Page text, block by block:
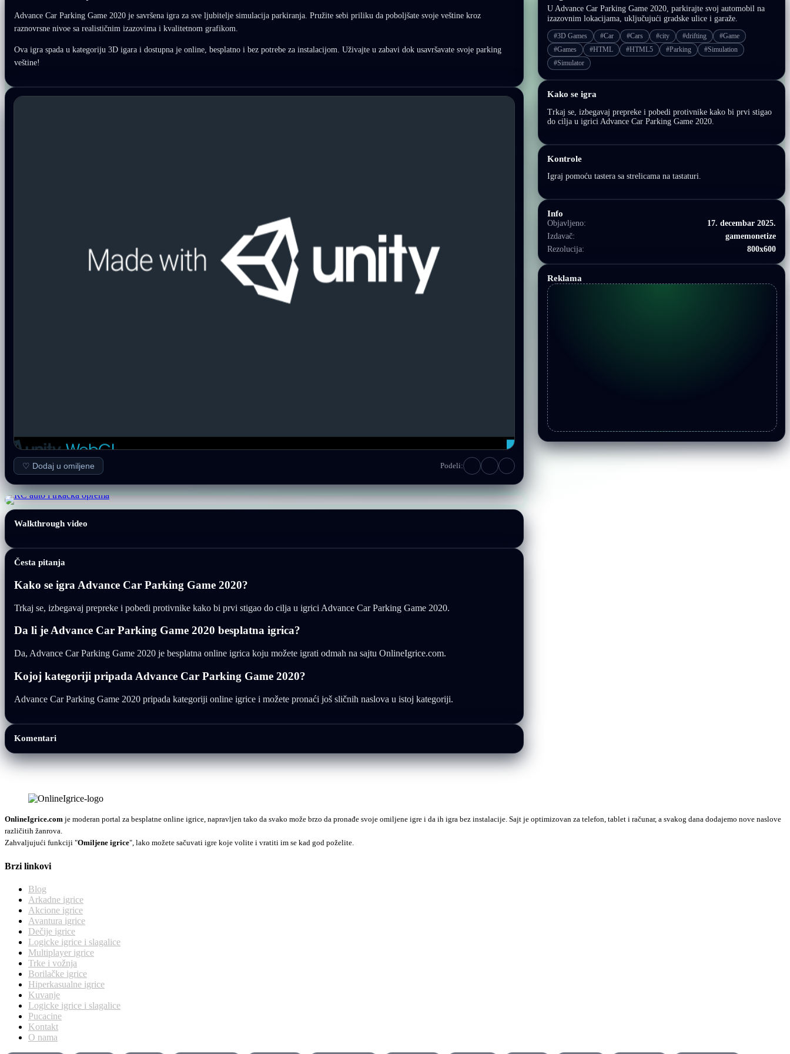
Advance Car Parking Game 2020 je savršena igra za sve ljubitelje simulacija parkiranja. Pružite sebi priliku da poboljšate svoje veštine kroz
raznovrsne nivoe sa realističnim izazovima i kvalitetnom grafikom.
Ova igra spada u kategoriju 3D igara i dostupna je online, besplatno i bez potrebe za instalacijom. Uživajte u zabavi dok usavršavate svoje parking
veštine!
♡ Dodaj u omiljene Podeli:
Walkthrough video
Česta pitanja
Kako se igra Advance Car Parking Game 2020?
Trkaj se, izbegavaj prepreke i pobedi protivnike kako bi prvi stigao do cilja u igrici Advance Car Parking Game 2020.
Da li je Advance Car Parking Game 2020 besplatna igrica?
Da, Advance Car Parking Game 2020 je besplatna online igrica koju možete igrati odmah na sajtu OnlineIgrice.com.
Kojoj kategoriji pripada Advance Car Parking Game 2020?
Advance Car Parking Game 2020 pripada kategoriji online igrice i možete pronaći još sličnih naslova u istoj kategoriji.
Komentari
U Advance Car Parking Game 2020, parkirajte svoj automobil na
izazovnim lokacijama, uključujući gradske ulice i garaže.
#3D Games #Car #Cars #city #drifting
#Game
#Games
#HTML #HTML5 #Parking
#Simulation
#Simulator
Kako se igra
Trkaj se, izbegavaj prepreke i pobedi protivnike kako bi prvi stigao
do cilja u igrici Advance Car Parking Game 2020.
Kontrole
Igraj pomoću tastera sa strelicama na tastaturi.
Info
Objavljeno:
17. decembar 2025.
Izdavač:
gamemonetize
Rezolucija:
800x600
Reklama
OnlineIgrice.com je moderan portal za besplatne online igrice, napravljen tako da svako može brzo da pronađe svoje omiljene igre i da ih igra bez instalacije. Sajt je optimizovan za telefon, tablet i računar, a svakog dana dodajemo nove naslove
različitih žanrova.
Zahvaljujući funkciji "Omiljene igrice", lako možete sačuvati igre koje volite i vratiti im se kad god poželite.
Brzi linkovi
Blog
Arkadne igrice
Akcione igrice
Avantura igrice
Dečije igrice
Logicke igrice i slagalice
Multiplayer igrice
Trke i vožnja
Borilačke igrice
Hiperkasualne igrice
Kuvanje
Logicke igrice i slagalice
Pucacine
Kontakt
O nama